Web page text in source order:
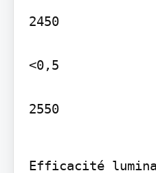
2450
<0,5
2550
Efficacité